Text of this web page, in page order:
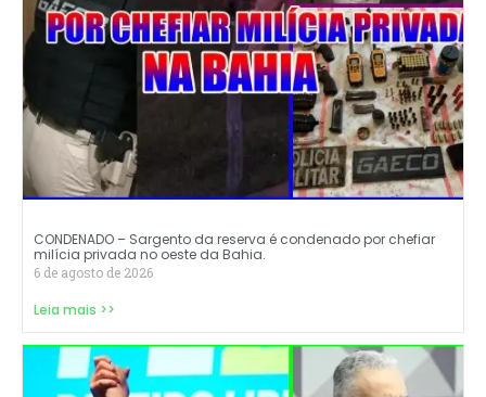
CONDENADO – Sargento da reserva é condenado por chefiar
milícia privada no oeste da Bahia.
6 de agosto de 2026
Leia mais >>